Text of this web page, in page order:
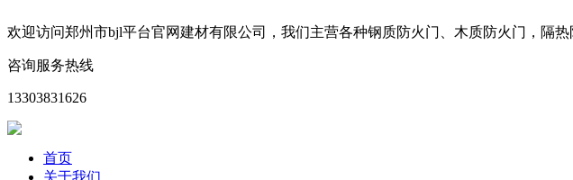
欢迎访问郑州市bjl平台官网建材有限公司，我们主营各种钢质防火门、木质防火门，隔
咨询服务热线
13303831626
首页
关于我们